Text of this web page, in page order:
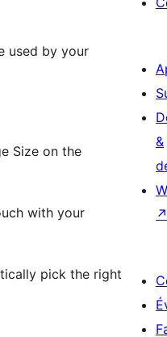
used by your
Size on the
with your
pick the right
&
↗